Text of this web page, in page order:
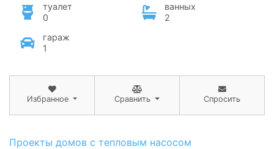
туалет
0
ванных
2
гараж
1
Избранное Сравнить Спросить
Проекты домов с тепловым насосом